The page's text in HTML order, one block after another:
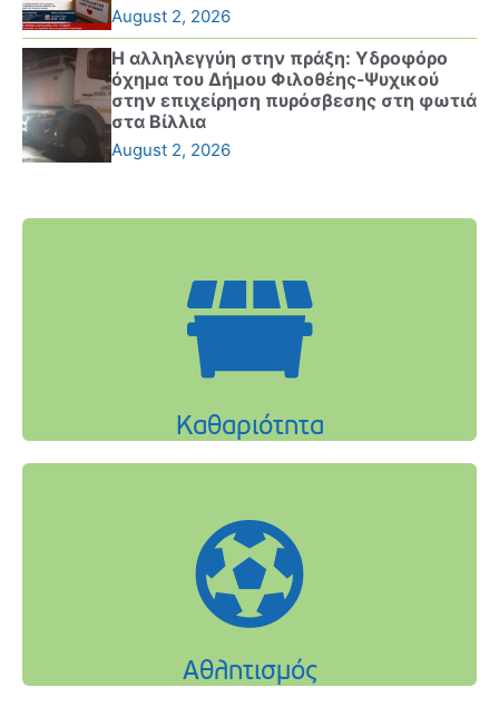
August 2, 2026
Η αλληλεγγύη στην πράξη: Υδροφόρο
όχημα του Δήμου Φιλοθέης-Ψυχικού
στην επιχείρηση πυρόσβεσης στη φωτιά
στα Βίλλια
August 2, 2026